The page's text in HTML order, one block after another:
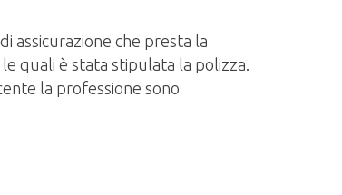
assicurazione che presta la
quali è stata stipulata la polizza.
la professione sono